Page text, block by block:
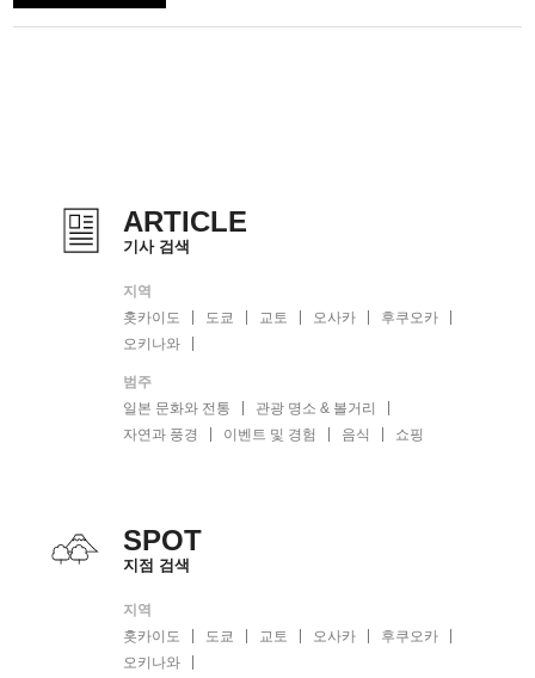
ARTICLE
기사 검색
지역
홋카이도
도쿄 교토 오사카
후쿠오카
오키나와
범주
일본 문화와 전통
관광 명소 & 볼거리
자연과 풍경
이벤트 및 경험 음식 쇼핑
SPOT
지점 검색
지역
홋카이도
도쿄 교토 오사카
후쿠오카
오키나와